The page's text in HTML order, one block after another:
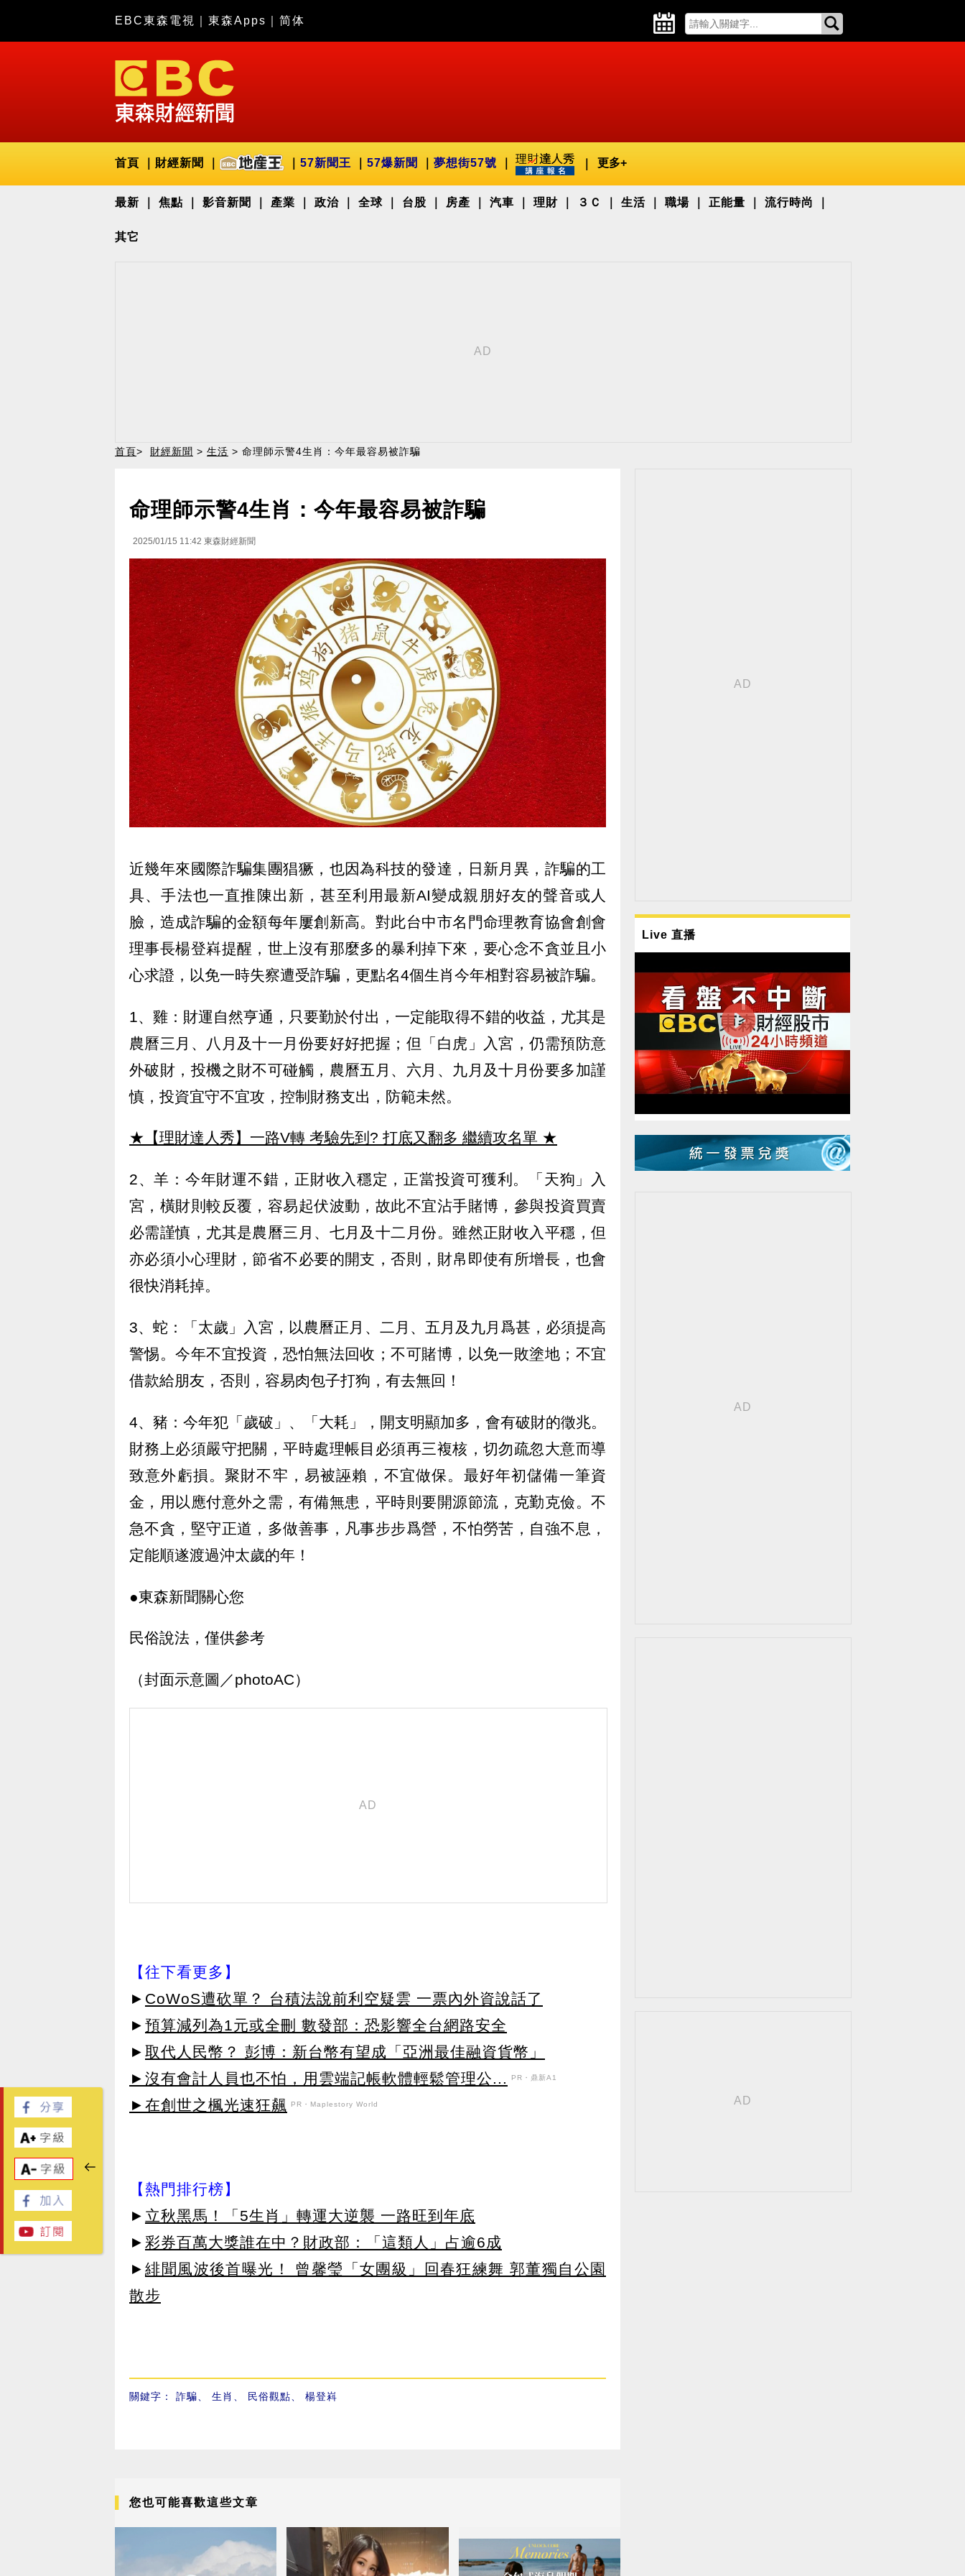
EBC東森電視 東森Apps 简体
首頁 財經新聞 57新聞王 57爆新聞 夢想街57號 更多+
最新 焦點 影音新聞 產業 政治 全球 台股 房產 汽車 理財 ３Ｃ 生活 職場 正能量 流行時尚
其它
首頁> 財經新聞 > 生活 > 命理師示警4生肖：今年最容易被詐騙
命理師示警4生肖：今年最容易被詐騙
2025/01/15 11:42 東森財經新聞
近幾年來國際詐騙集團猖獗，也因為科技的發達，日新月異，詐騙的工
具、手法也一直推陳出新，甚至利用最新AI變成親朋好友的聲音或人
臉，造成詐騙的金額每年屢創新高。對此台中市名門命理教育協會創會
理事長楊登嵙提醒，世上沒有那麼多的暴利掉下來，要心念不貪並且小
心求證，以免一時失察遭受詐騙，更點名4個生肖今年相對容易被詐騙。
1、雞：財運自然亨通，只要勤於付出，一定能取得不錯的收益，尤其是
農曆三月、八月及十一月份要好好把握；但「白虎」入宮，仍需預防意
外破財，投機之財不可碰觸，農曆五月、六月、九月及十月份要多加謹
慎，投資宜守不宜攻，控制財務支出，防範未然。
★【理財達人秀】一路V轉 考驗先到? 打底又翻多 繼續攻名單 ★
2、羊：今年財運不錯，正財收入穩定，正當投資可獲利。「天狗」入
宮，橫財則較反覆，容易起伏波動，故此不宜沾手賭博，參與投資買賣
必需謹慎，尤其是農曆三月、七月及十二月份。雖然正財收入平穩，但
亦必須小心理財，節省不必要的開支，否則，財帛即使有所增長，也會
很快消耗掉。
3、蛇：「太歲」入宮，以農曆正月、二月、五月及九月爲甚，必須提高
警惕。今年不宜投資，恐怕無法回收；不可賭博，以免一敗塗地；不宜
借款給朋友，否則，容易肉包子打狗，有去無回！
4、豬：今年犯「歲破」、「大耗」，開支明顯加多，會有破財的徵兆。
財務上必須嚴守把關，平時處理帳目必須再三複核，切勿疏忽大意而導
致意外虧損。聚財不牢，易被誣賴，不宜做保。最好年初儲備一筆資
金，用以應付意外之需，有備無患，平時則要開源節流，克勤克儉。不
急不貪，堅守正道，多做善事，凡事步步爲營，不怕勞苦，自強不息，
定能順遂渡過沖太歲的年！
●東森新聞關心您
民俗說法，僅供參考
（封面示意圖／photoAC）
【往下看更多】
► CoWoS遭砍單？ 台積法說前利空疑雲 一票內外資說話了
► 預算減列為1元或全刪 數發部：恐影響全台網路安全
► 取代人民幣？ 彭博：新台幣有望成「亞洲最佳融資貨幣」
►沒有會計人員也不怕，用雲端記帳軟體輕鬆管理公...
PR・鼎新A1
►在創世之楓光速狂飆 PR・Maplestory World
【熱門排行榜】
► 立秋黑馬！「5生肖」轉運大逆襲 一路旺到年底
► 彩券百萬大獎誰在中？財政部：「這類人」占逾6成
► 緋聞風波後首曝光！ 曾馨瑩「女團級」回春狂練舞 郭董獨自公園
散步
關鍵字： 詐騙 生肖 民俗觀點 楊登嵙
您也可能喜歡這些文章
Live 直播